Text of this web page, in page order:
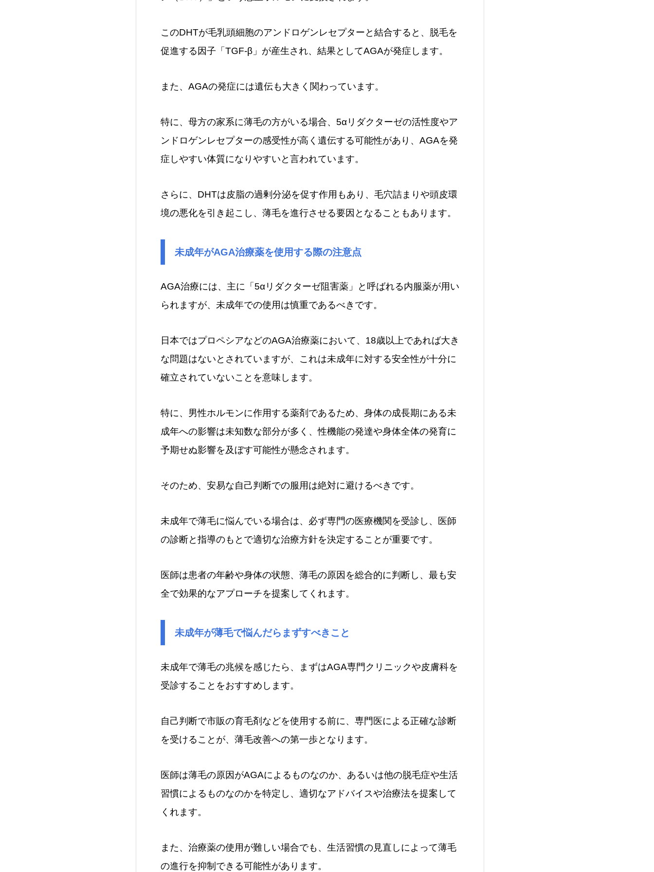
このDHTが毛乳頭細胞のアンドロゲンレセプターと結合すると、脱毛を
促進する因子「TGF-β」が産生され、結果としてAGAが発症します。
また、AGAの発症には遺伝も大きく関わっています。
特に、母方の家系に薄毛の方がいる場合、5αリダクターゼの活性度やア
ンドロゲンレセプターの感受性が高く遺伝する可能性があり、AGAを発
症しやすい体質になりやすいと言われています。
さらに、DHTは皮脂の過剰分泌を促す作用もあり、毛穴詰まりや頭皮環
境の悪化を引き起こし、薄毛を進行させる要因となることもあります。
未成年がAGA治療薬を使用する際の注意点
AGA治療には、主に「5αリダクターゼ阻害薬」と呼ばれる内服薬が用い
られますが、未成年での使用は慎重であるべきです。
日本ではプロペシアなどのAGA治療薬において、18歳以上であれば大き
な問題はないとされていますが、これは未成年に対する安全性が十分に
確立されていないことを意味します。
特に、男性ホルモンに作用する薬剤であるため、身体の成長期にある未
成年への影響は未知数な部分が多く、性機能の発達や身体全体の発育に
予期せぬ影響を及ぼす可能性が懸念されます。
そのため、安易な自己判断での服用は絶対に避けるべきです。
未成年で薄毛に悩んでいる場合は、必ず専門の医療機関を受診し、医師
の診断と指導のもとで適切な治療方針を決定することが重要です。
医師は患者の年齢や身体の状態、薄毛の原因を総合的に判断し、最も安
全で効果的なアプローチを提案してくれます。
未成年が薄毛で悩んだらまずすべきこと
未成年で薄毛の兆候を感じたら、まずはAGA専門クリニックや皮膚科を
受診することをおすすめします。
自己判断で市販の育毛剤などを使用する前に、専門医による正確な診断
を受けることが、薄毛改善への第一歩となります。
医師は薄毛の原因がAGAによるものなのか、あるいは他の脱毛症や生活
習慣によるものなのかを特定し、適切なアドバイスや治療法を提案して
くれます。
また、治療薬の使用が難しい場合でも、生活習慣の見直しによって薄毛
の進行を抑制できる可能性があります。